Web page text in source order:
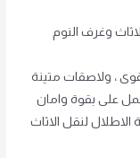
وغرف النوم
، ولاصقات متينة
على بقوة وامان
لنقل الاثاث